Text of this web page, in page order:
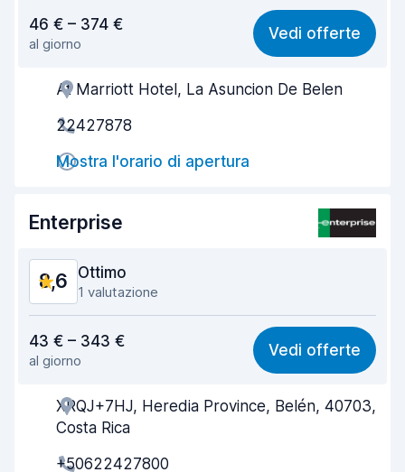
8,7
Facile da trovare 8,2
Gentilezza degli agenti
Rapidità del ritiro
Rapidità della riconsegna
9,4
46 € – 374 €
al giorno
Vedi offerte
At Marriott Hotel, La Asuncion De Belen
22427878
Mostra l'orario di apertura
Enterprise
8,6 Ottimo
1 valutazione
8,3
Facile da trovare 8,2
Gentilezza degli agenti 9,0
43 € – 343 €
al giorno
Vedi offerte
XRQJ+7HJ, Heredia Province, Belén, 40703,
Costa Rica
+50622427800